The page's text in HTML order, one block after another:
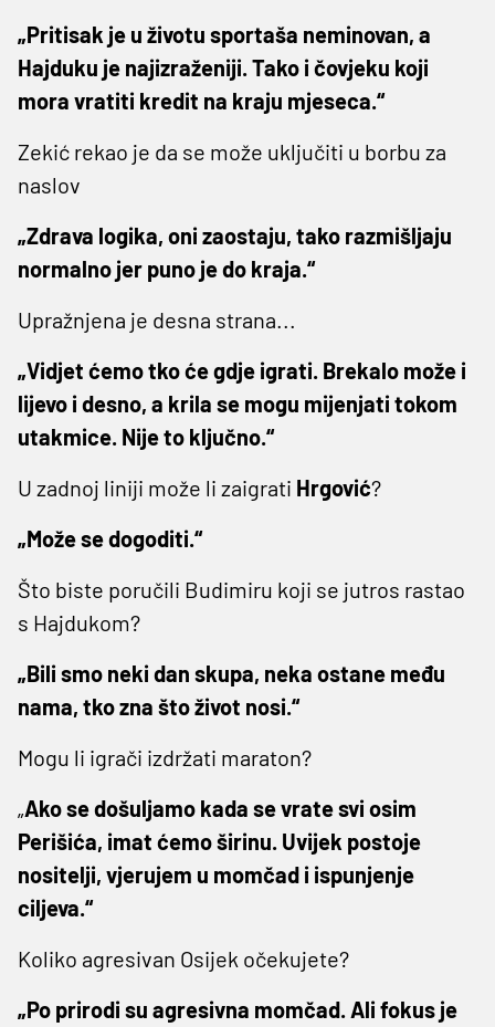
„Pritisak je u životu sportaša neminovan, a
Hajduku je najizraženiji. Tako i čovjeku koji
mora vratiti kredit na kraju mjeseca.“
Zekić rekao je da se može uključiti u borbu za
naslov
„Zdrava logika, oni zaostaju, tako razmišljaju
normalno jer puno je do kraja.“
Upražnjena je desna strana...
„Vidjet ćemo tko će gdje igrati. Brekalo može i
lijevo i desno, a krila se mogu mijenjati tokom
utakmice. Nije to ključno.“
U zadnoj liniji može li zaigrati Hrgović?
„Može se dogoditi.“
Što biste poručili Budimiru koji se jutros rastao
s Hajdukom?
„Bili smo neki dan skupa, neka ostane među
nama, tko zna što život nosi.“
Mogu li igrači izdržati maraton?
„Ako se došuljamo kada se vrate svi osim
Perišića, imat ćemo širinu. Uvijek postoje
nositelji, vjerujem u momčad i ispunjenje
ciljeva.“
Koliko agresivan Osijek očekujete?
„Po prirodi su agresivna momčad. Ali fokus je